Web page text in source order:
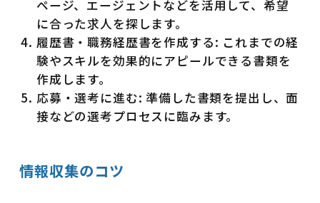
ページ、エージェントなどを活用して、希望
に合った求人を探します。
履歴書・職務経歴書を作成する: これまでの経
験やスキルを効果的にアピールできる書類を
作成します。
応募・選考に進む: 準備した書類を提出し、面
接などの選考プロセスに臨みます。
情報収集のコツ